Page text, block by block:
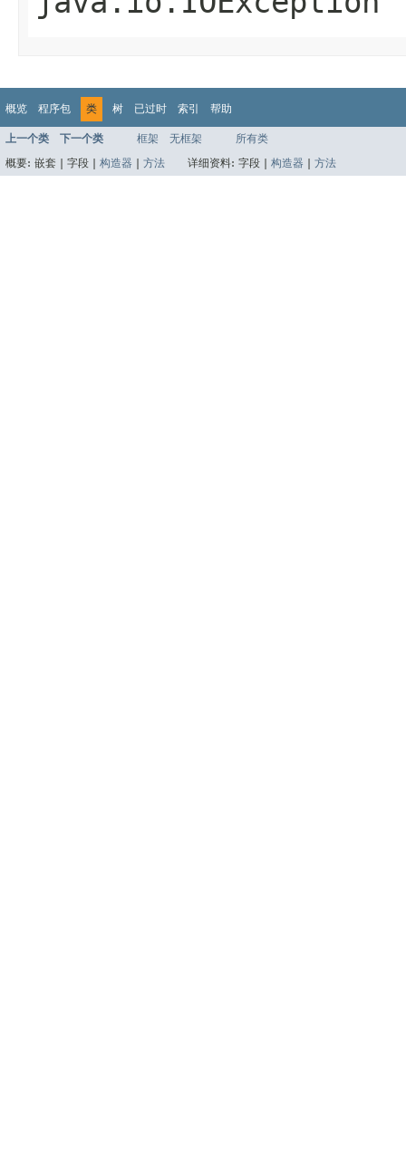
概览 程序包 类 树 已过时 索引 帮助
上一个类 下一个类 框架 无框架
所有类
概要: 嵌套 | 字段 | 构造器 方法 详细资料: 字段 | 构造器 方法